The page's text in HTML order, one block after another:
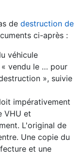
de destruction de
ci-après :
véhicule
vendu le … pour
», suivie
impérativement
VHU et
L'original de
Une copie du
et une